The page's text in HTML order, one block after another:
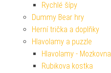
Rychlé šípy
Dummy Bear hry
Herní trička a doplňky
Hlavolamy a puzzle
Hlavolamy - Mozkovna
Rubikova kostka